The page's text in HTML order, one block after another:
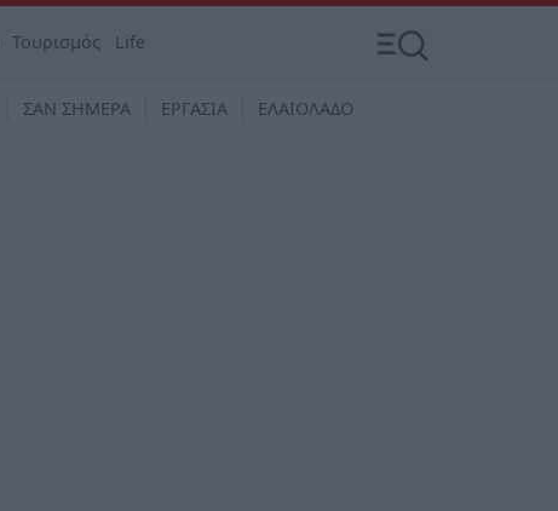
Τουρισμός Life
ΣΑΝ ΣΗΜΕΡΑ ΕΡΓΑΣΙΑ ΕΛΑΙΟΛΑΔΟ